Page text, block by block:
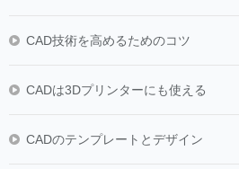
CAD技術を高めるためのコツ
CADは3Dプリンターにも使える
CADのテンプレートとデザイン